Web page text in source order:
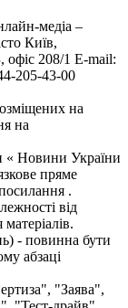
медіа –
Київ,
208/1 E-mail:
205-43-00
на
на
« Новини України
пряме
.
від
- повинна бути
абзаці
"Заява",